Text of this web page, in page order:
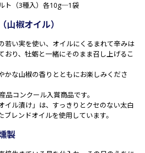
ト（3種入）各10g─1袋
山椒オイル）
若い実を使い、オイルにくるまれて辛みは
おり、牡蛎と一緒にそのまま召し上げるこ
かな山椒の香りとともにお楽しみくださ
品コンクール入賞商品です。
イル漬け」は、すっきりとクセのない太白
ブレンドオイルを使用しています。
製